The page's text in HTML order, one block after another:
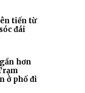
tiến từ
đái
hơn
ở phố đi